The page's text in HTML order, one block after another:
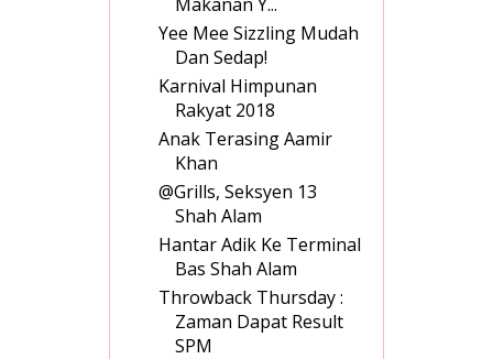
Yee Mee Sizzling Mudah
Dan Sedap!
Karnival Himpunan
Rakyat 2018
Anak Terasing Aamir
Khan
@Grills, Seksyen 13
Shah Alam
Hantar Adik Ke Terminal
Bas Shah Alam
Throwback Thursday :
Zaman Dapat Result
SPM